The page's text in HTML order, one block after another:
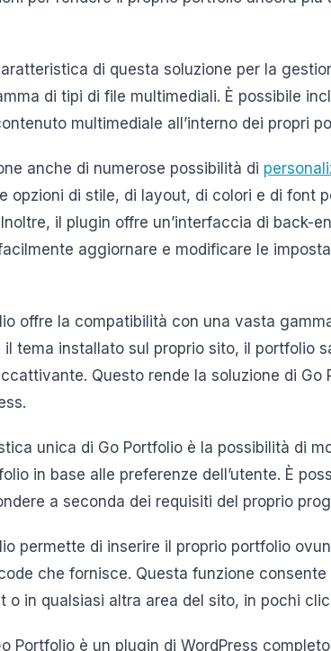
di questa soluzione per la
di tipi di file multimediali. È possibile
multimediale all’interno dei propri
anche di numerose possibilità di
opzioni di stile, di layout, di colori e di font
il plugin offre un’interfaccia di back-
aggiornare e modificare le
offre la compatibilità con una vasta
il tema installato sul proprio sito, il portfolio
Questo rende la soluzione di
unica di Go Portfolio è la possibilità di
in base alle preferenze dell’utente. È
a seconda dei requisiti del proprio
permette di inserire il proprio portfolio
che fornisce. Questa funzione
o in qualsiasi altra area del sito, in pochi
Portfolio è un plugin di WordPress